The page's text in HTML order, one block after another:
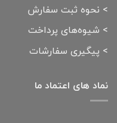
> نحوه ثبت سفارش
> شیوه‌های پرداخت
> پیگیری سفارشات
نماد های اعتماد ما